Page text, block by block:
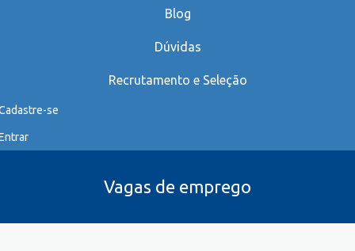
Blog
Dúvidas
Recrutamento e Seleção
se
Vagas de emprego